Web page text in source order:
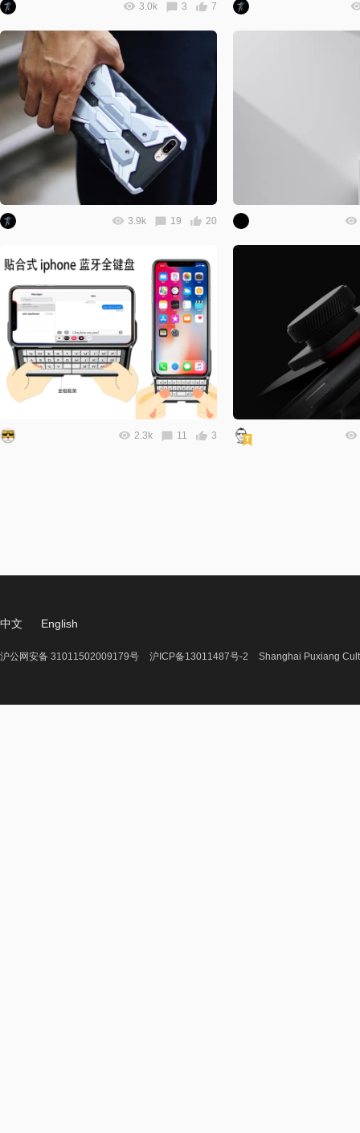
3.0k 3 7
3.9k 19 20
2.3k 11 3
中文 English
沪公网安备 31011502009179号 沪ICP备13011487号-2 Shanghai Puxiang